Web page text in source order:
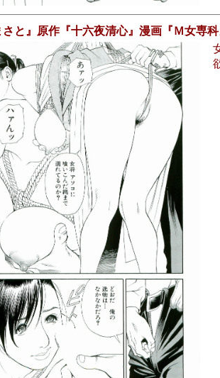
さと』原作『十六夜清心』漫画『Ｍ女専